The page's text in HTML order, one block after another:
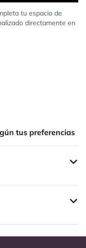
tu espacio de
directamente en
tus preferencias